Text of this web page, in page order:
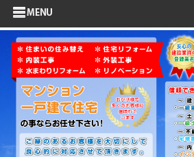
サイドメニュー
お客様の声
水まわりリフォーム
ポイントリフォーム
よくある質問
HOME